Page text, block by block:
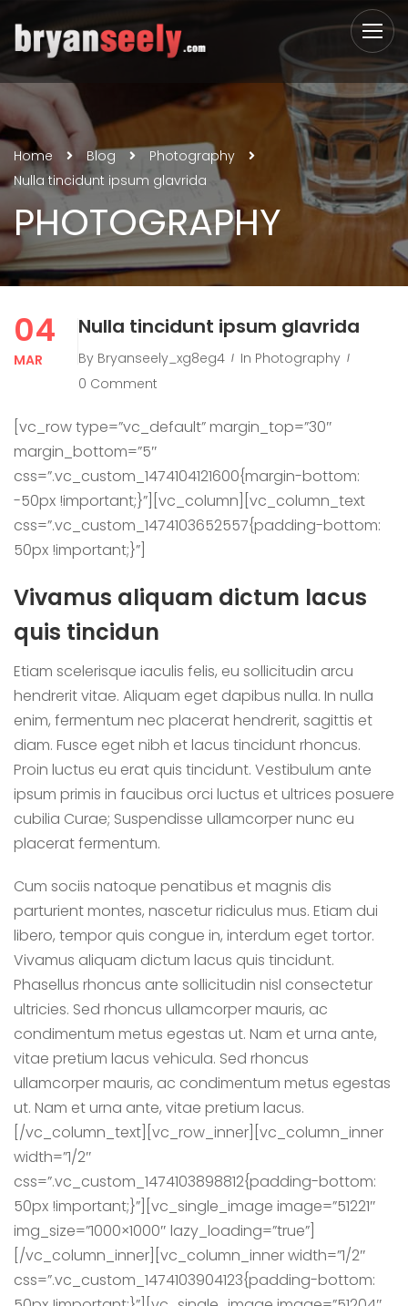
Home Blog
Photography
Nulla tincidunt ipsum glavrida
PHOTOGRAPHY
04
MAR
Nulla tincidunt ipsum glavrida
By Bryanseely_xg8eg4 In Photography
0 Comment
[vc_row type=”vc_default” margin_top=”30″
margin_bottom=”5″
css=”.vc_custom_1474104121600{margin-bottom:
-50px !important;}”][vc_column][vc_column_text
css=”.vc_custom_1474103652557{padding-bottom:
50px !important;}”]
Vivamus aliquam dictum lacus
quis tincidun
Etiam scelerisque iaculis felis, eu sollicitudin arcu
hendrerit vitae. Aliquam eget dapibus nulla. In nulla
enim, fermentum nec placerat hendrerit, sagittis et
diam. Fusce eget nibh et lacus tincidunt rhoncus.
Proin luctus eu erat quis tincidunt. Vestibulum ante
ipsum primis in faucibus orci luctus et ultrices posuere
cubilia Curae; Suspendisse ullamcorper nunc eu
placerat fermentum.
Cum sociis natoque penatibus et magnis dis
parturient montes, nascetur ridiculus mus. Etiam dui
libero, tempor quis congue in, interdum eget tortor.
Vivamus aliquam dictum lacus quis tincidunt.
Phasellus rhoncus ante sollicitudin nisl consectetur
ultricies. Sed rhoncus ullamcorper mauris, ac
condimentum metus egestas ut. Nam et urna ante,
vitae pretium lacus vehicula. Sed rhoncus
ullamcorper mauris, ac condimentum metus egestas
ut. Nam et urna ante, vitae pretium lacus.
[/vc_column_text][vc_row_inner][vc_column_inner
width=”1/2″
css=”.vc_custom_1474103898812{padding-bottom:
50px !important;}”][vc_single_image image=”51221″
img_size=”1000×1000″ lazy_loading=”true”]
[/vc_column_inner][vc_column_inner width=”1/2″
css=”.vc_custom_1474103904123{padding-bottom: